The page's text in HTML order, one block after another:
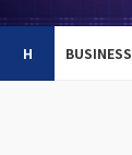
H BUSINESS